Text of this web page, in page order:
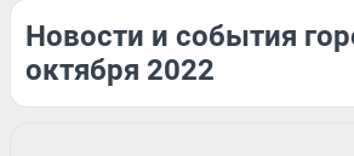
Новости и события
октября 2022